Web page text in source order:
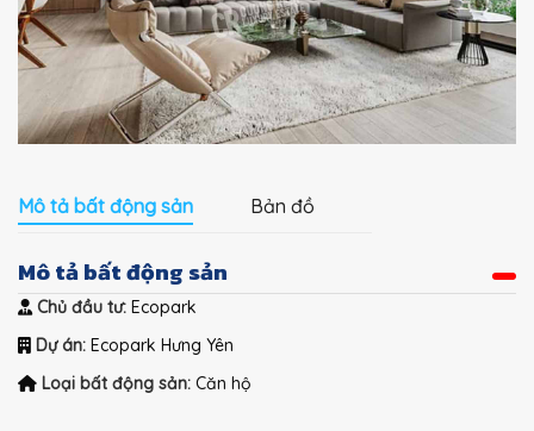
Mô tả bất động sản Bản đồ
Mô tả bất động sản
Chủ đầu tư: Ecopark
Dự án: Ecopark Hưng Yên
Loại bất động sản: Căn hộ